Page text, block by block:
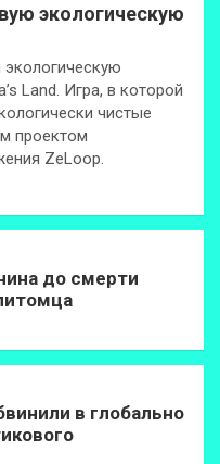
экологическую
экологическую
Land. Игра, в которой
чистые
проектом
ZeLoop.
до смерти
в глобально